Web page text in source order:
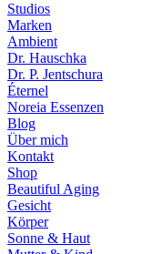
Studios
Marken
Ambient
Dr. Hauschka
Dr. P. Jentschura
Éternel
Noreia Essenzen
Blog
Über mich
Kontakt
Shop
Beautiful Aging
Gesicht
Körper
Sonne & Haut